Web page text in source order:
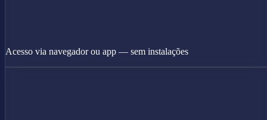
Acesso via navegador ou app — sem instalações